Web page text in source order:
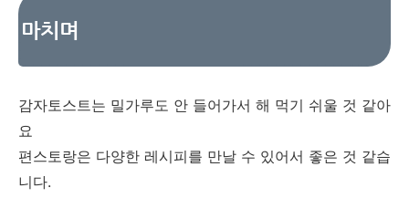
마치며
감자토스트는 밀가루도 안 들어가서 해 먹기 쉬울 것 같아
요
편스토랑은 다양한 레시피를 만날 수 있어서 좋은 것 같습
니다.